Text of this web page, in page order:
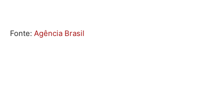
Fonte: Agência Brasil